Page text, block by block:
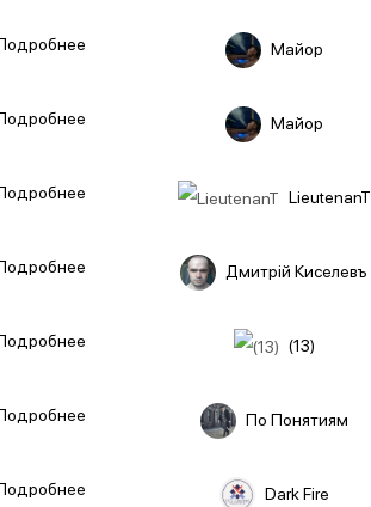
Maйор
Maйор
LieutenanT
Дмитрiй Киселевъ
(13)
По Понятиям
Dark Fire